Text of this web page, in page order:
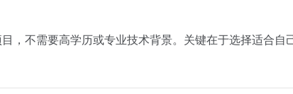
，不需要高学历或专业技术背景。关键在于选择适合自